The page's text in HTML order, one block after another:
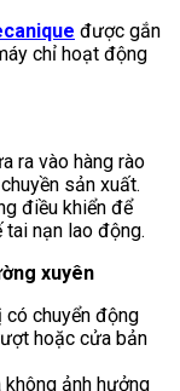
được gắn
chỉ hoạt động
ra vào hàng rào
sản xuất.
điều khiển để
nạn lao động.
xuyên
có chuyển động
hoặc cửa bản
ảnh hưởng